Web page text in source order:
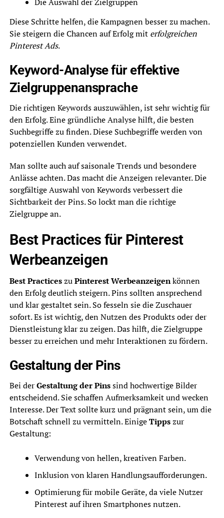
Diese Schritte helfen, die Kampagnen besser zu machen.
Sie steigern die Chancen auf Erfolg mit erfolgreichen
Pinterest Ads.
Keyword-Analyse für effektive
Zielgruppenansprache
Die richtigen Keywords auszuwählen, ist sehr wichtig für
den Erfolg. Eine gründliche Analyse hilft, die besten
Suchbegriffe zu finden. Diese Suchbegriffe werden von
potenziellen Kunden verwendet.
Man sollte auch auf saisonale Trends und besondere
Anlässe achten. Das macht die Anzeigen relevanter. Die
sorgfältige Auswahl von Keywords verbessert die
Sichtbarkeit der Pins. So lockt man die richtige
Zielgruppe an.
Best Practices für Pinterest
Werbeanzeigen
Best PracticeszuPinterest Werbeanzeigenkönnen
den Erfolg deutlich steigern. Pins sollten ansprechend
und klar gestaltet sein. So fesseln sie die Zuschauer
sofort. Es ist wichtig, den Nutzen des Produkts oder der
Dienstleistung klar zu zeigen. Das hilft, die Zielgruppe
besser zu erreichen und mehr Interaktionen zu fördern.
Gestaltung der Pins
Bei derGestaltung der Pinssind hochwertige Bilder
entscheidend. Sie schaffen Aufmerksamkeit und wecken
Interesse. Der Text sollte kurz und prägnant sein, um die
Botschaft schnell zu vermitteln. EinigeTippszur
Gestaltung:
Verwendung von hellen, kreativen Farben.
Inklusion von klaren Handlungsaufforderungen.
Optimierung für mobile Geräte, da viele Nutzer
Pinterest auf ihren Smartphones nutzen.